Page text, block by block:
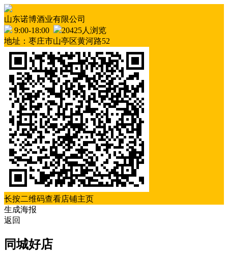
山东诺博酒业有限公司
9:00-18:00
20425人浏览
地址：枣庄市山亭区黄河路52
长按二维码查看店铺主页
生成海报
返回
同城好店